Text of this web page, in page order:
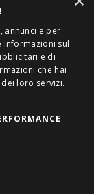
annunci e per
informazioni sul
e di
che hai
loro servizi.